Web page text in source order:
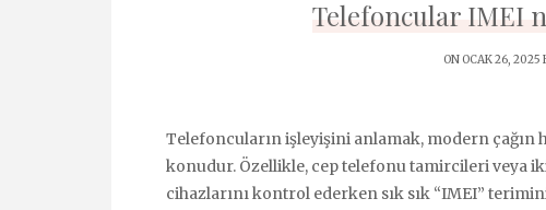
Telefoncular IMEI
ON OCAK 26, 2025
Telefoncuların işleyişini anlamak, modern
konudur. Özellikle, cep telefonu tamircileri veya
cihazlarını kontrol ederken sık sık “IMEI”